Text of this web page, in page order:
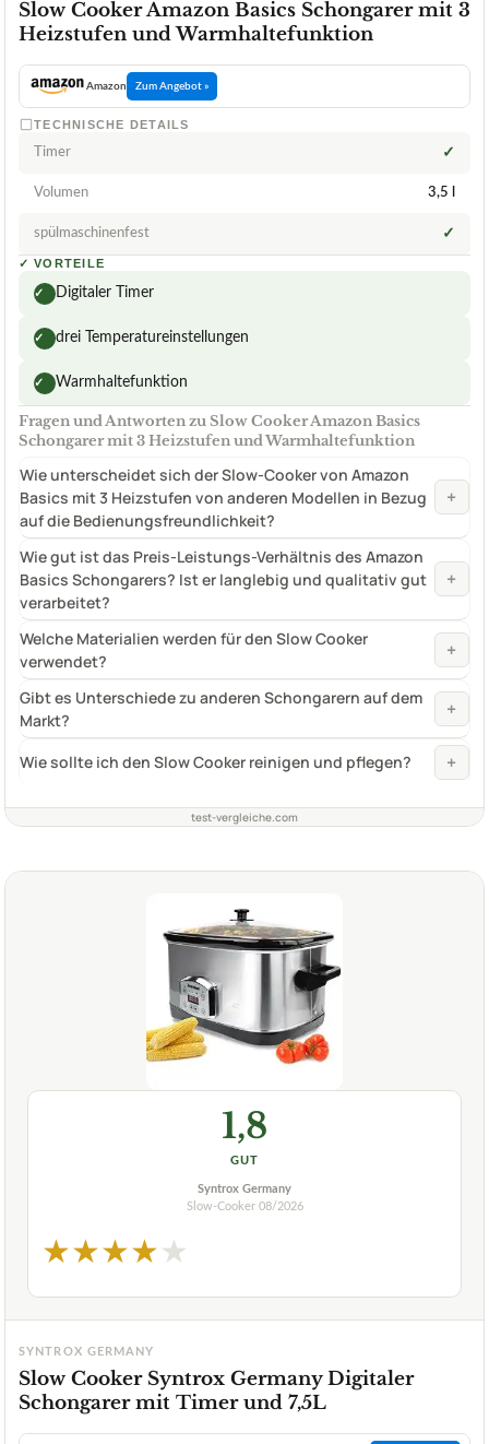
Slow Cooker Amazon Basics Schongarer mit 3
Heizstufen und Warmhaltefunktion
Amazon Zum Angebot »
TECHNISCHE DETAILS
Timer ✓
Volumen 3,5 l
spülmaschinenfest ✓
✓ VORTEILE
✓ Digitaler Timer
✓ drei Temperatureinstellungen
✓ Warmhaltefunktion
Fragen und Antworten zu Slow Cooker Amazon Basics
Schongarer mit 3 Heizstufen und Warmhaltefunktion
Wie unterscheidet sich der Slow-Cooker von Amazon
Basics mit 3 Heizstufen von anderen Modellen in Bezug
auf die Bedienungsfreundlichkeit?
+
Wie gut ist das Preis-Leistungs-Verhältnis des Amazon
Basics Schongarers? Ist er langlebig und qualitativ gut
verarbeitet?
+
Welche Materialien werden für den Slow Cooker
verwendet?
+
Gibt es Unterschiede zu anderen Schongarern auf dem
Markt?
+
Wie sollte ich den Slow Cooker reinigen und pflegen? +
test-vergleiche.com
1,8
GUT
Syntrox Germany
Slow-Cooker 08/2026
★★★★★
SYNTROX GERMANY
Slow Cooker Syntrox Germany Digitaler
Schongarer mit Timer und 7,5L